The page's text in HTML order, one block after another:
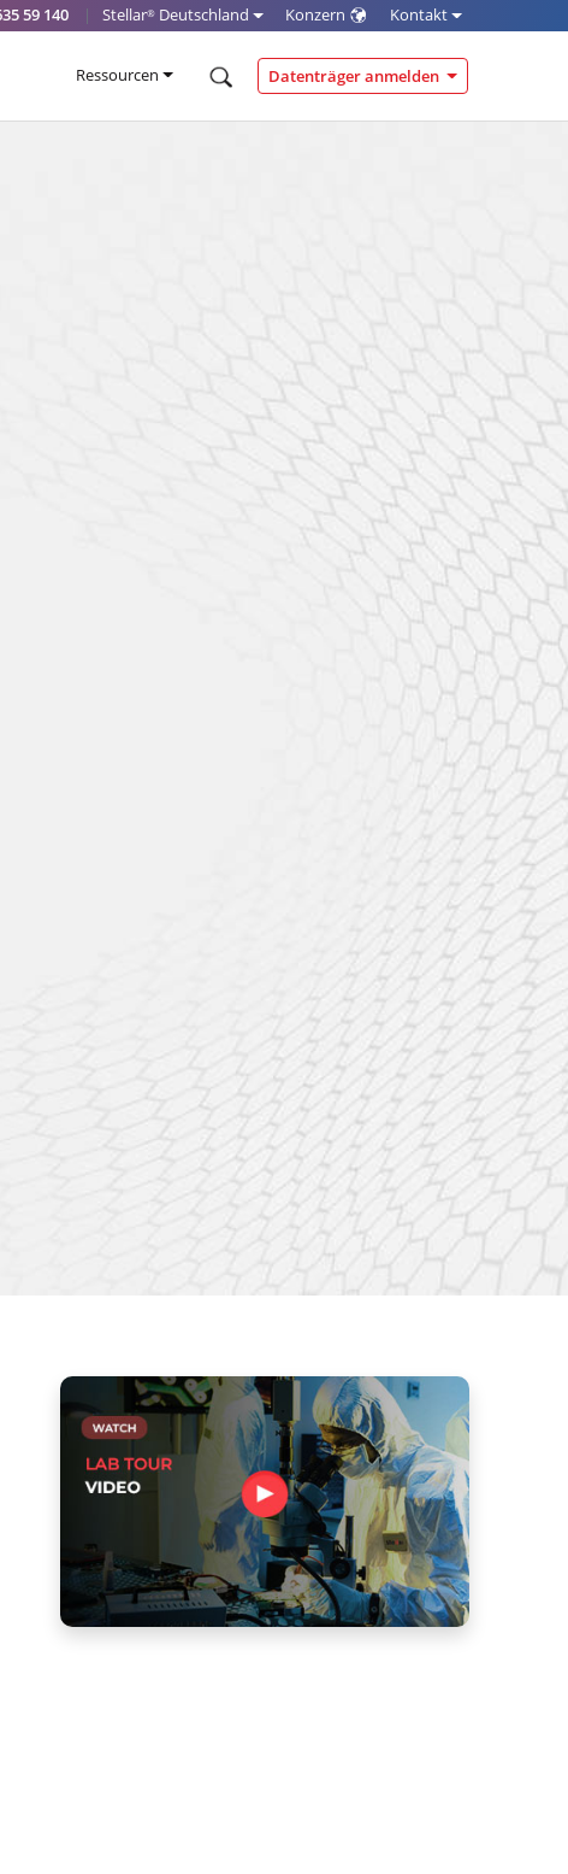
59 140 | Stellar®Deutschland Konzern Kontakt
Ressourcen Datenträger anmelden